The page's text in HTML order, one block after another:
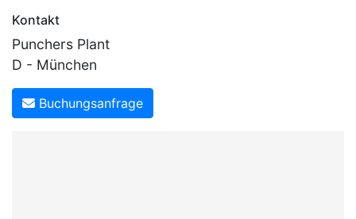
Kontakt
Punchers Plant
D - München
Buchungsanfrage